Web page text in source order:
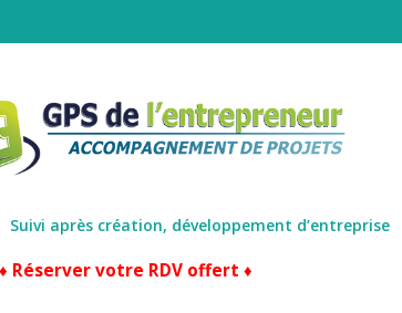
Suivi après création, développement d’entreprise
♦ Réserver votre RDV offert ♦